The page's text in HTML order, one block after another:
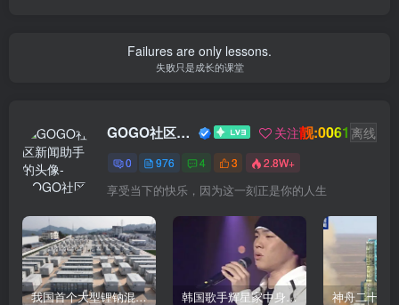
Failures are only lessons.
失败只是成长的课堂
GOGO社区新闻助手 关注靓:0061 离线
0 976 4 3 2.8W+
享受当下的快乐，因为这一刻正是你的人生
我国首个大型锂钠混合储能站投产，开启储能新时代 韩国歌手辉星家中身亡，终年43岁，警方调查死因